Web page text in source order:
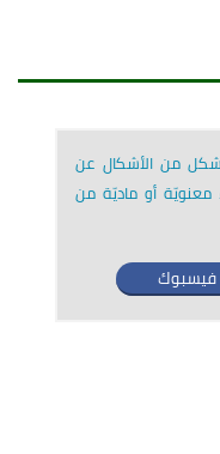
شكل من الأشكال عن
معنويّة أو ماديّة من
فيسبوك